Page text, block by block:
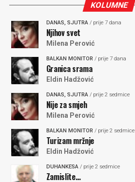
KOLUMNE
DANAS, SJUTRA/ prije 7 dana
Njihov svet
Milena Perović
BALKAN MONITOR/ prije 7 dana
Granica srama
Eldin Hadžović
DANAS, SJUTRA/ prije 2 sedmice
Nije za smjeh
Milena Perović
BALKAN MONITOR/ prije 2 sedmice
Turizam mržnje
Eldin Hadžović
DUHANKESA/ prije 2 sedmice
Zamislite…